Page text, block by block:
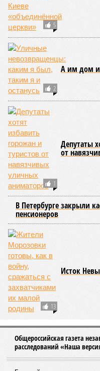
5
2
А им дом и
1
Депутаты
от
В Петербурге закрыли
пенсионеров
13
Исток
Общероссийская газета
расследований «Наша